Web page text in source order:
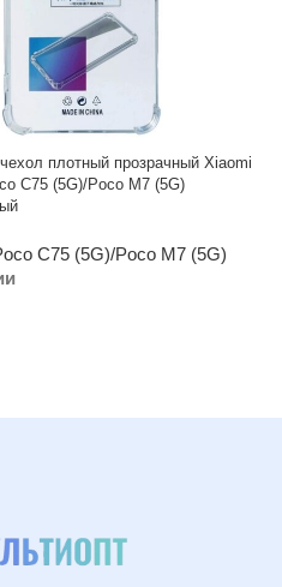
плотный прозрачный Xiaomi
C75 (5G)/Poco M7 (5G)
C75 (5G)/Poco M7 (5G)